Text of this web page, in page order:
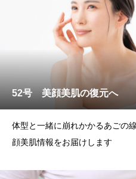
52号 美顔美肌の復元へ
体型と一緒に崩れかかるあごの
顔美肌情報をお届けします